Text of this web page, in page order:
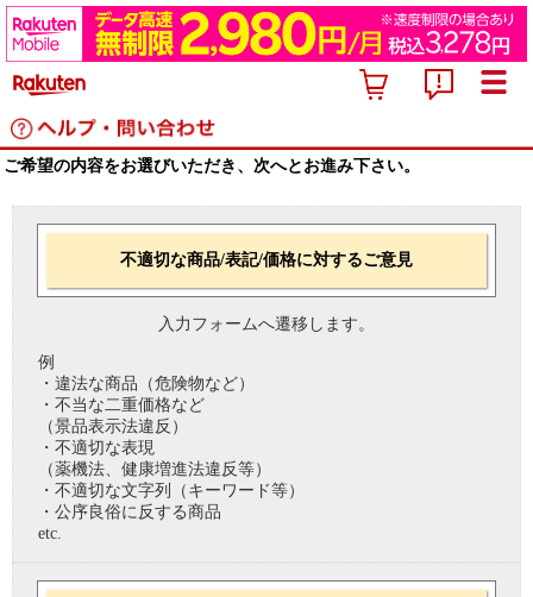
ご希望の内容をお選びいただき、次へとお進み下さい。
不適切な商品/表記/価格に対するご意見
入力フォームへ遷移します。
例
・違法な商品（危険物など）
・不当な二重価格など
（景品表示法違反）
・不適切な表現
（薬機法、健康増進法違反等）
・不適切な文字列（キーワード等）
・公序良俗に反する商品
etc.